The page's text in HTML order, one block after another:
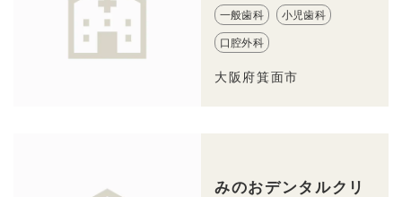
一般歯科 小児歯科
口腔外科
大阪府箕面市
みのおデンタルクリ